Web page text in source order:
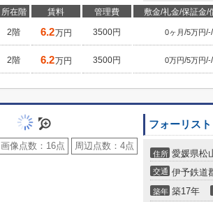
所在階 賃料 管理費 敷金/礼金/保証金/
2階 6.2万円 3500円 0ヶ月/5万円/-/
2階 6.2万円 3500円 0万円/5万円/-/
画像点数： 16点 周辺点数： 4点
フォーリスト
住所 愛媛県松
交通 伊予鉄道
築年 築17年